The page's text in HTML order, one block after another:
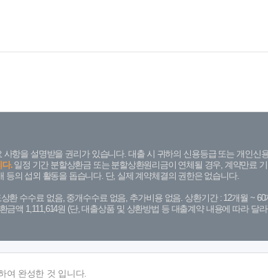
항을 설명받을 권리가 있습니다. 대출 시 귀하의 신용등급 또는 개인신
다.일정 기간 분할상환금 또는 분할상환원리금이 연체될 경우, 계약만료
의 섭외 활동을 돕습니다. 단, 실제 계약체결의 권한은 없습니다.
환 수수료 없음, 중개수수료 없음, 추가비용 없음. 상환기간 : 12개월 ~ 60
액 1,111,614원 (단, 대출상품 및 상환방법 등 대출계약 내용에 따라 달
여 완성한 것 입니다.